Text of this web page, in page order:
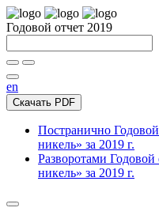
Годовой отчет 2019
en
Скачать PDF
Постранично
никель» за 2019 г.
Разворотами
никель» за 2019 г.